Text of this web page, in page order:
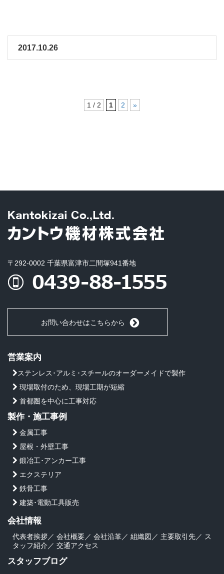
2017.10.26
1 / 2 1 2 »
〒292-0002 千葉県富津市二間塚941番地
お問い合わせはこちらから
営業案内
ステンレス･アルミ･スチールのオーダーメイドで製作
現場取付のため、現場工期が短縮
首都圏を中心に工事対応
製作・施工事例
金属工事
屋根・外壁工事
鍛冶工･アンカー工事
エクステリア
鉄骨工事
建築･電動工具販売
会社情報
代表者挨拶／ 会社概要／ 会社沿革／ 組織図 ／ 主要取引先／ ス
タッフ紹介 ／ 交通アクセス
スタッフブログ